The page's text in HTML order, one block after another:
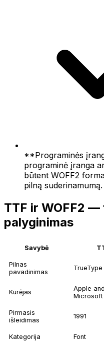
**Programinės
programinė įranga
būtent WOFF2
pilną suderinamumą.
TTF ir WOFF2
palyginimas
Savybė
Pilnas
pavadinimas
TrueType
Kūrėjas
Apple and
Microsoft
Pirmasis
išleidimas
1991
Kategorija Font